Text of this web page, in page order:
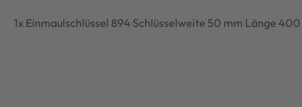
1x Einmaulschlüssel 894 Schlüsselweite 50 mm Länge